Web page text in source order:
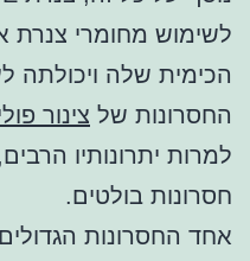
לשימוש מחומרי צנרת
הכימית שלה ויכולתה
החסרונות של צינור
למרות יתרונותיו
חסרונות בולטים.